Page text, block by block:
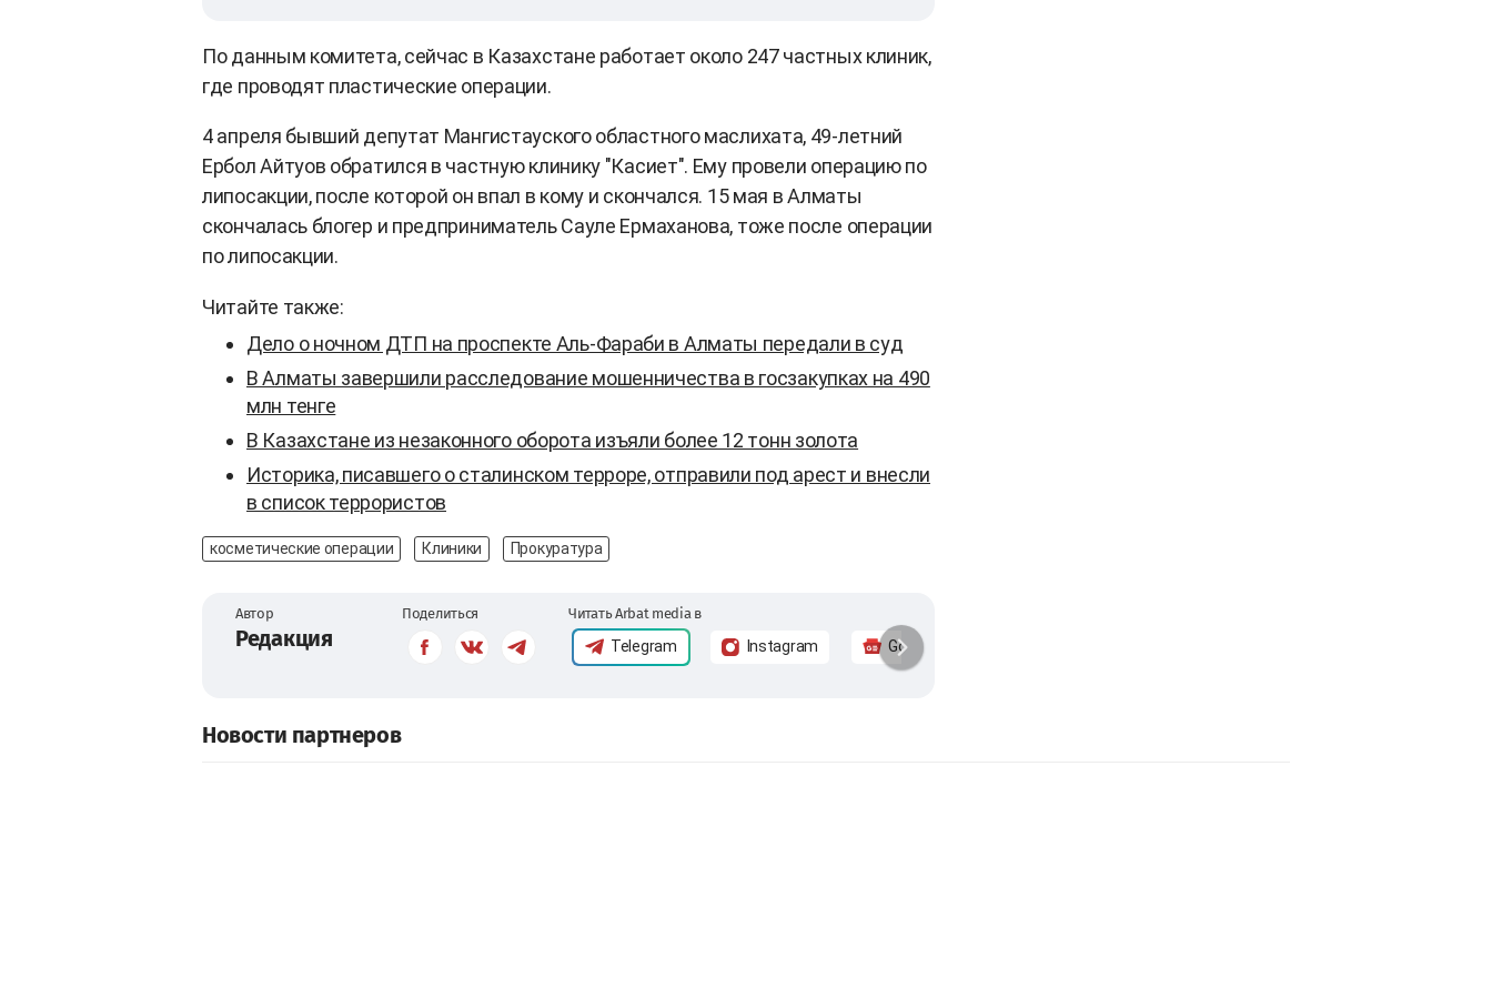
По данным комитета, сейчас в Казахстане работает около 247 частных клиник,
где проводят пластические операции.
4 апреля бывший депутат Мангистауского областного маслихата, 49-летний
Ербол Айтуов обратился в частную клинику "Касиет". Ему провели операцию по
липосакции, после которой он впал в кому и скончался. 15 мая в Алматы
скончалась блогер и предприниматель Сауле Ермаханова, тоже после операции
по липосакции.
Читайте также:
Дело о ночном ДТП на проспекте Аль-Фараби в Алматы передали в суд
В Алматы завершили расследование мошенничества в госзакупках на 490
млн тенге
В Казахстане из незаконного оборота изъяли более 12 тонн золота
Историка, писавшего о сталинском терроре, отправили под арест и внесли
в список террористов
косметические операции Клиники Прокуратура
Автор
Редакция
Поделиться Читать Arbat media в
Telegram Instagram Google News
Новости партнеров